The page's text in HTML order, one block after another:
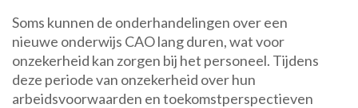
Soms kunnen de onderhandelingen over een
nieuwe onderwijs CAO lang duren, wat voor
onzekerheid kan zorgen bij het personeel. Tijdens
deze periode van onzekerheid over hun
arbeidsvoorwaarden en toekomstperspectieven